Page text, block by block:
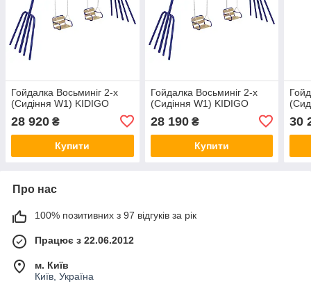
Гойдалка Восьминіг 2-х
(Сидіння W1) KIDIGO
28 920 ₴
Купити
Гойдалка Восьминіг 2-х
(Сидіння W1) KIDIGO
28 190₴
Купити
30
Про нас
100% позитивних з 97 відгуків за рік
Працює з 22.06.2012
м. Київ
Київ, Україна